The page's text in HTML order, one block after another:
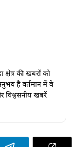
की खबरों को
है वर्तमान में वे
खबरें